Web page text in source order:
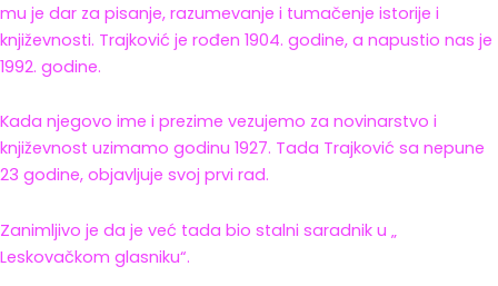
mu je dar za pisanje, razumevanje i tumačenje istorije i
književnosti. Trajković je rođen 1904. godine, a napustio nas je
1992. godine.
Kada njegovo ime i prezime vezujemo za novinarstvo i
književnost uzimamo godinu 1927. Tada Trajković sa nepune
23 godine, objavljuje svoj prvi rad.
Zanimljivo je da je već tada bio stalni saradnik u „
Leskovačkom glasniku“.